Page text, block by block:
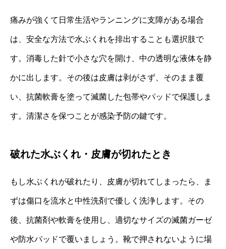
痛みが強くて日常生活やランニングに支障がある場合
は、安全な方法で水ぶくれを排出することも選択肢で
す。消毒した針で小さな穴を開け、中の透明な液体を静
かに出します。その後は皮膚は剥がさず、そのまま覆
い、抗菌軟膏を塗って滅菌した包帯やパッドで保護しま
す。清潔さを保つことが感染予防の鍵です。
破れた水ぶくれ・皮膚が切れたとき
もし水ぶくれが破れたり、皮膚が切れてしまったら、ま
ずは傷口を流水と中性洗剤で優しく洗浄します。その
後、抗菌剤や軟膏を使用し、適切なサイズの滅菌ガーゼ
や防水パッドで覆いましょう。靴で押されないように場